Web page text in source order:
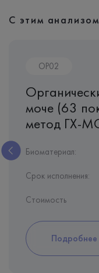
С этим
OP02
моче (63
метод ГХ-
Биоматериал:
Срок исполнения:
Стоимость
Подробнее